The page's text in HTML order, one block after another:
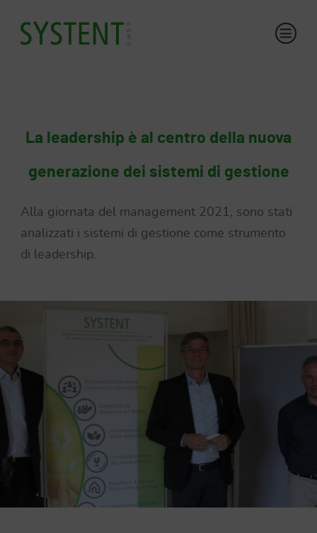
La leadership è al centro della nuova
generazione dei sistemi di gestione
Alla giornata del management 2021, sono stati
analizzati i sistemi di gestione come strumento
di leadership.